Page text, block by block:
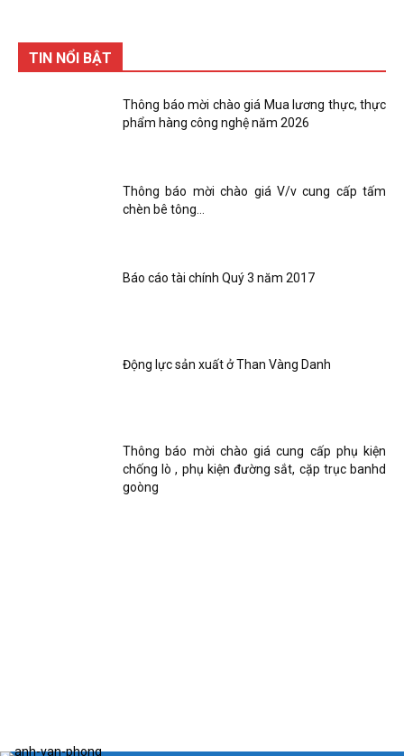
TIN NỔI BẬT
Thông báo mời chào giá Mua lương thực, thực
phẩm hàng công nghệ năm 2026
Thông báo mời chào giá V/v cung cấp tấm
chèn bê tông…
Báo cáo tài chính Quý 3 năm 2017
Động lực sản xuất ở Than Vàng Danh
Thông báo mời chào giá cung cấp phụ kiện
chống lò , phụ kiện đường sắt, cặp trục banhd
goòng